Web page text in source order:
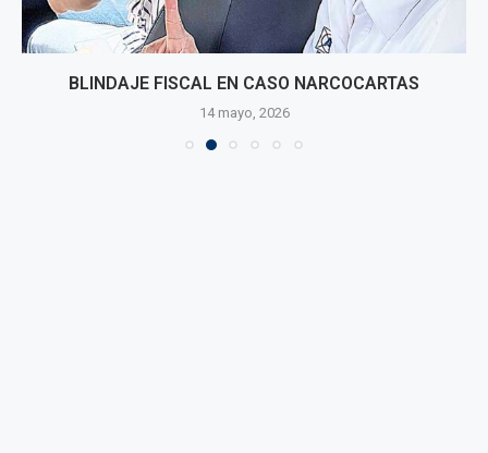
BLINDAJE FISCAL EN CASO NARCOCARTAS
14 mayo, 2026